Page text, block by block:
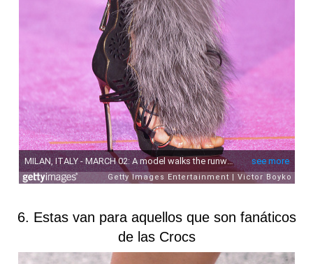
6. Estas van para aquellos que son fanáticos
de las Crocs